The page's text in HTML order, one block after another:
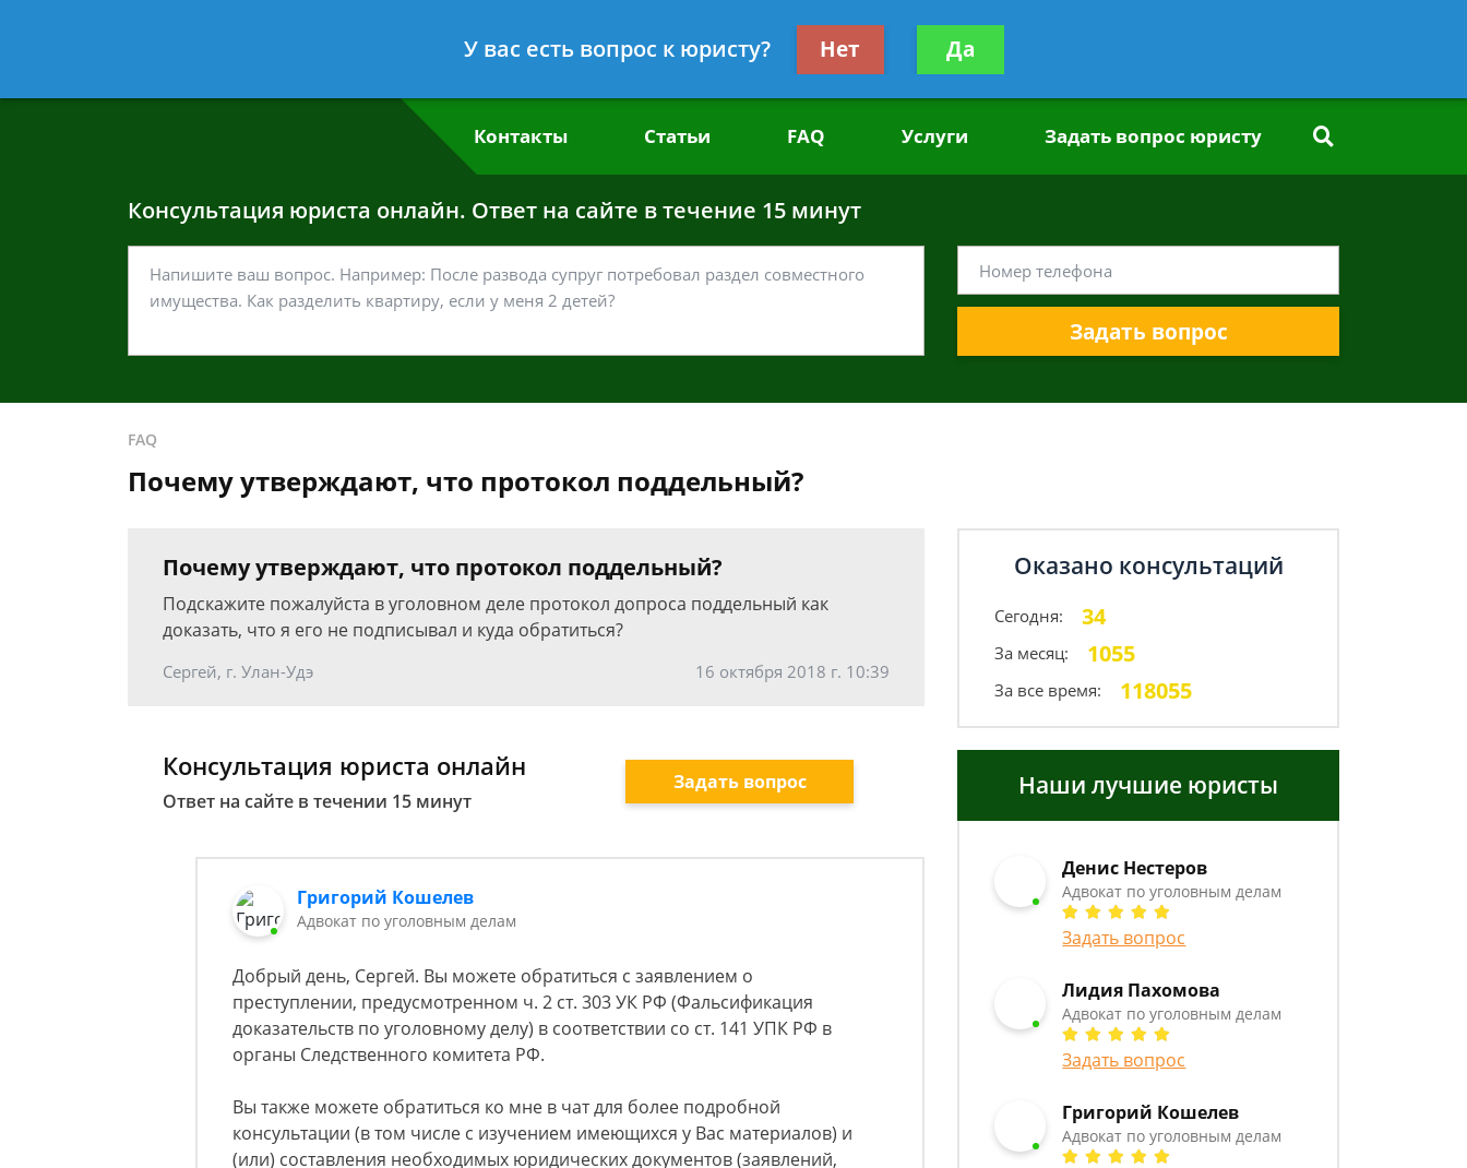
- Адвокат по уголовным делам
Получите консультацию
бесплатно
Контакты Статьи FAQ Услуги Задать вопрос юристу
Консультация юриста онлайн. Ответ на сайте в течение 15 минут
Задать вопрос
FAQ
Почему утверждают, что протокол поддельный?
Почему утверждают, что протокол поддельный?
Подскажите пожалуйста в уголовном деле протокол допроса поддельный как
доказать, что я его не подписывал и куда обратиться?
Сергей, г. Улан-Удэ 16 октября 2018 г. 10:39
Консультация юриста онлайн
Ответ на сайте в течении 15 минут
Задать вопрос
Григорий Кошелев
Адвокат по уголовным делам
Добрый день, Сергей. Вы можете обратиться с заявлением о
преступлении, предусмотренном ч. 2 ст. 303 УК РФ (Фальсификация
доказательств по уголовному делу) в соответствии со ст. 141 УПК РФ в
органы Следственного комитета РФ.
Вы также можете обратиться ко мне в чат для более подробной
консультации (в том числе с изучением имеющихся у Вас материалов) и
(или) составления необходимых юридических документов (заявлений,
Оказано консультаций
Сегодня: 34
За месяц: 1055
За все время: 118055
Наши лучшие юристы
Денис Нестеров
Адвокат по уголовным делам
Задать вопрос
Лидия Пахомова
Адвокат по уголовным делам
Задать вопрос
Григорий Кошелев
Адвокат по уголовным делам
У вас есть вопрос к юристу? Нет Да